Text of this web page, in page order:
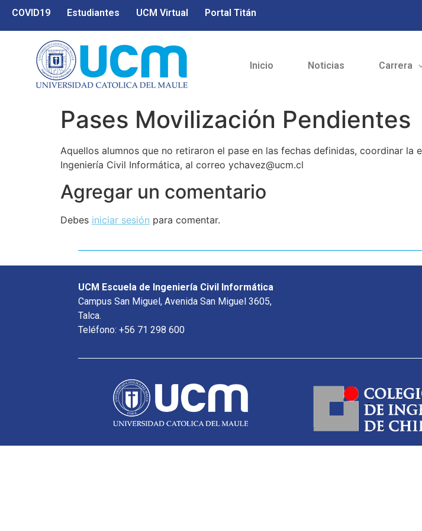
COVID19 Estudiantes UCM Virtual Portal Titán
Inicio Noticias Carrera
Pases Movilización Pendientes
Aquellos alumnos que no retiraron el pase en las fechas definidas, coordinar
Ingeniería Civil Informática, al correo ychavez@ucm.cl
Agregar un comentario
Debes iniciar sesión para comentar.
UCM Escuela de Ingeniería Civil Informática
Campus San Miguel, Avenida San Miguel 3605,
Talca.
Teléfono: +56 71 298 600